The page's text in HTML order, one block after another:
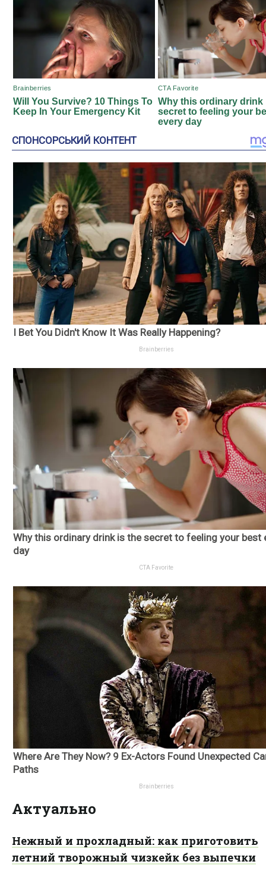
Актуально
Нежный и прохладный: как приготовить
летний творожный чизкейк без выпечки